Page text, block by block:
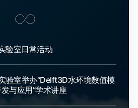
验室日常活动
验室举办“Delft3D水环境数值模
与应用”学术讲座